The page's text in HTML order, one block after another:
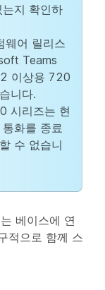
지 확인하
웨어 릴리스
Teams
이상용 720
니다.
시리즈는 현
화를 종료
수 없습니
베이스에 연
적으로 함께 스